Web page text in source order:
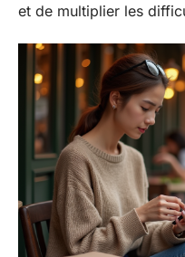
et de multiplier les